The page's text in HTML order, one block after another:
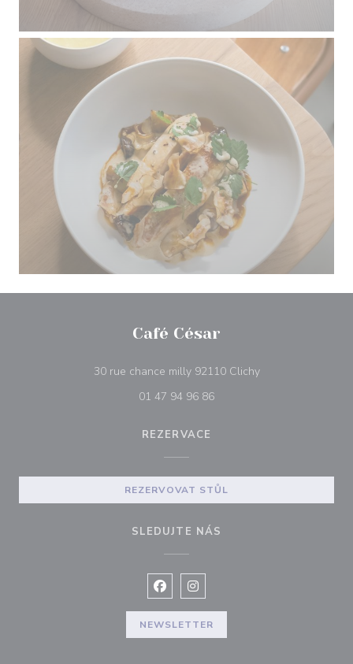
Café César
30 rue chance milly 92110 Clichy((otevře se v
01 47 94 96 86
REZERVACE
REZERVOVAT STŮL
SLEDUJTE NÁS
Facebook ((otevře se v novém
Instagram ((otevře se v
NEWSLETTER